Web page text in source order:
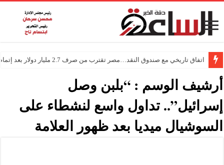
اتفاق تاريخي مع صندوق النقد…مصر تقترب من صرف 2.7 مليار دولار بعد إتمام المراجعتين
أرشيف الوسم :“بلبن وصل
إسرائيل”.. تداول واسع لنشطاء على
السوشيال ميديا بعد ظهور العلامة